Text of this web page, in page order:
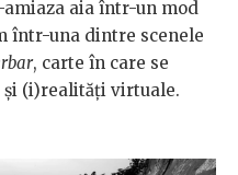
aia într-un mod
într-una dintre scenele
, carte în care se
(i)realități virtuale.